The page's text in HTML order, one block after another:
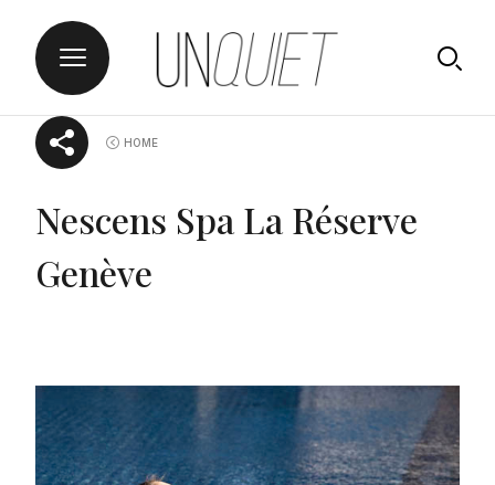
Skip
UNQUIET
HOME
Nescens Spa La Réserve
Genève